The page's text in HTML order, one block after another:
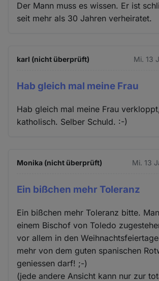
Der Mann muss es wissen. Er ist
seit mehr als 30 Jahren verheiratet.
karl (nicht überprüft) Mi. 13
Hab gleich mal meine Frau
Hab gleich mal meine Frau
katholisch. Selber Schuld. :-)
Monika (nicht überprüft) Mi. 13
Ein bißchen mehr Toleranz
Ein bißchen mehr Toleranz bitte.
einem Bischof von Toledo
vor allem in den
mehr von dem guten spanischen
geniessen darf! ;-)
(jede andere Ansicht kann nur zur